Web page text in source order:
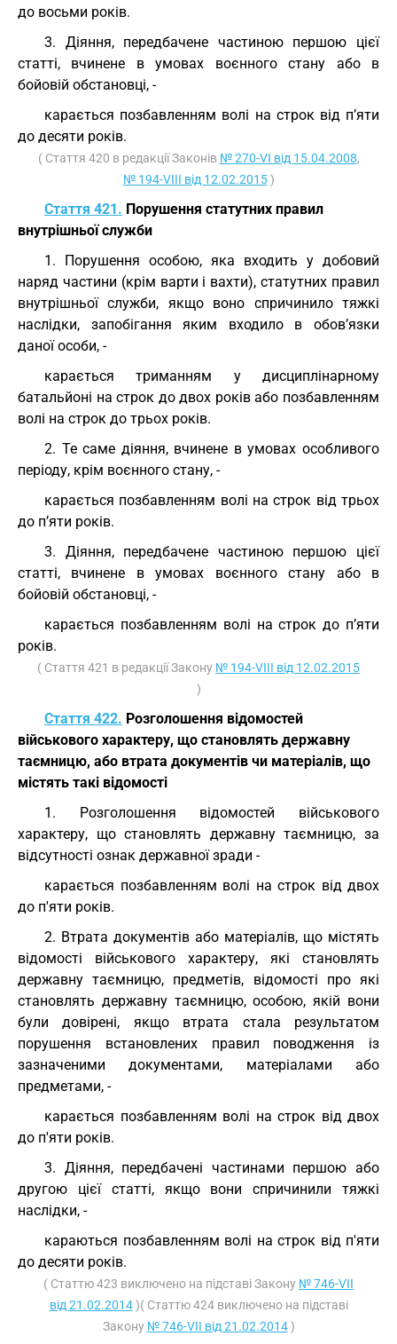
до восьми років.
3. Діяння, передбачене частиною першою цієї
статті, вчинене в умовах воєнного стану або в
бойовій обстановці, -
карається позбавленням волі на строк від п’яти
до десяти років.
( Стаття 420 в редакції Законів № 270-VI від 15.04.2008,
№ 194-VIII від 12.02.2015)
Стаття 421. Порушення статутних правил
внутрішньої служби
1. Порушення особою, яка входить у добовий
наряд частини (крім варти і вахти), статутних правил
внутрішньої служби, якщо воно спричинило тяжкі
наслідки, запобігання яким входило в обов’язки
даної особи, -
карається триманням у дисциплінарному
батальйоні на строк до двох років або позбавленням
волі на строк до трьох років.
2. Те саме діяння, вчинене в умовах особливого
періоду, крім воєнного стану, -
карається позбавленням волі на строк від трьох
до п’яти років.
3. Діяння, передбачене частиною першою цієї
статті, вчинене в умовах воєнного стану або в
бойовій обстановці, -
карається позбавленням волі на строк до п’яти
років.
( Стаття 421 в редакції Закону № 194-VIII від 12.02.2015
)
Стаття 422. Розголошення відомостей
військового характеру, що становлять державну
таємницю, або втрата документів чи матеріалів, що
містять такі відомості
1. Розголошення відомостей військового
характеру, що становлять державну таємницю, за
відсутності ознак державної зради -
карається позбавленням волі на строк від двох
до п'яти років.
2. Втрата документів або матеріалів, що містять
відомості військового характеру, які становлять
державну таємницю, предметів, відомості про які
становлять державну таємницю, особою, якій вони
були довірені, якщо втрата стала результатом
порушення встановлених правил поводження із
зазначеними документами, матеріалами або
предметами, -
карається позбавленням волі на строк від двох
до п'яти років.
3. Діяння, передбачені частинами першою або
другою цієї статті, якщо вони спричинили тяжкі
наслідки, -
караються позбавленням волі на строк від п'яти
до десяти років.
( Статтю 423 виключено на підставі Закону № 746-VII
від 21.02.2014)( Статтю 424 виключено на підставі
Закону № 746-VII від 21.02.2014)